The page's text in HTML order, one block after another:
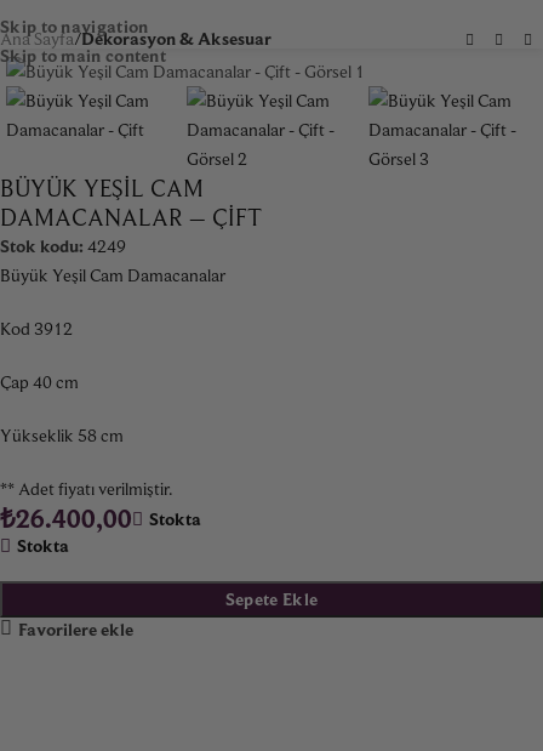
Skip to navigation
Skip to main content
Ana Sayfa Dekorasyon & Aksesuar
BÜYÜK YEŞIL CAM
DAMACANALAR – ÇIFT
Stok kodu: 4249
Büyük Yeşil Cam Damacanalar
Kod 3912
Çap 40 cm
Yükseklik 58 cm
** Adet fiyatı verilmiştir.
₺26.400,00
Stokta
Stokta
Sepete Ekle
Favorilere ekle